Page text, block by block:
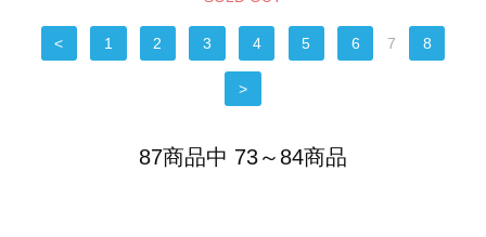
< 1 2 3 4 5 6 7 8
>
87商品中 73～84商品